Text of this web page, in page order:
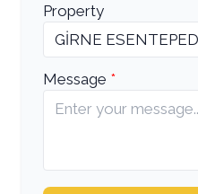
Property
Message